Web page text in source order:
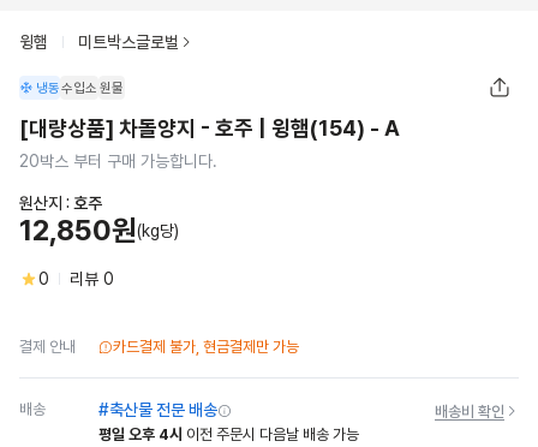
윙햄 미트박스글로벌
냉동수입소 원물
[대량상품] 차돌양지 - 호주 | 윙햄(154) - A
20박스 부터 구매 가능합니다.
원산지 : 호주
12,850원(kg당)
0 리뷰 0
결제 안내 카드결제 불가, 현금결제만 가능
배송 #축산물 전문 배송
배송비 확인
평일 오후 4시 이전 주문시 다음날 배송 가능